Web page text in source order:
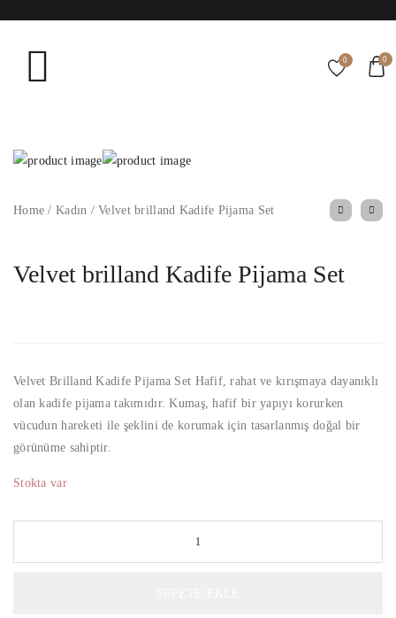
0 0
Home / Kadın /Velvet brilland Kadife Pijama Set
Velvet brilland Kadife Pijama Set
Velvet Brilland Kadife Pijama Set Hafif, rahat ve kırışmaya dayanıklı
olan kadife pijama takımıdır. Kumaş, hafif bir yapıyı korurken
vücudun hareketi ile şeklini de korumak için tasarlanmış doğal bir
görünüme sahiptir.
Stokta var